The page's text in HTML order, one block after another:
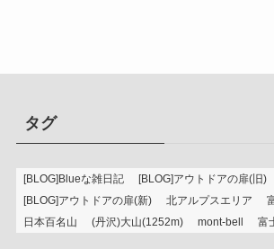
タグ
[BLOG]Blueな雑日記 [BLOG]アウトドアの扉(旧)
[BLOG]アウトドアの扉(新)
北アルプスエリア
日本百名山
(丹沢)大山(1252m) mont-bell 富